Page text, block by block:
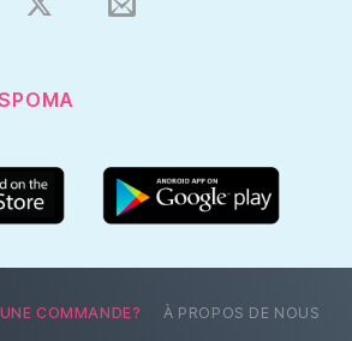
COMMANDE? À PROPOS DE NOUS